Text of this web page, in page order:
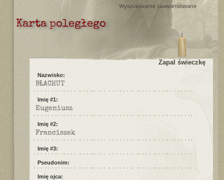
Wyszukiwanie zaawansowane
Karta poległego
Zapal świeczkę
Nazwisko:
BŁACHUT
Imię #1:
Eugeniusz
Imię #2:
Franciszek
Imię #3:
Pseudonim:
Imię ojca: